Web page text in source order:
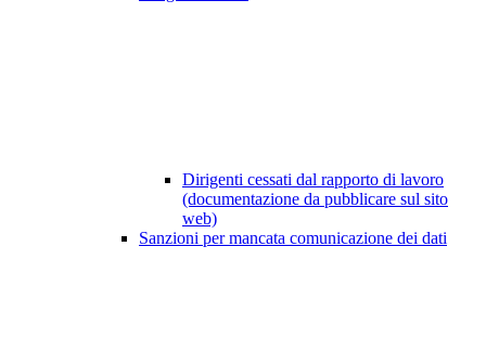
Dirigenti cessati dal rapporto di lavoro
(documentazione da pubblicare sul sito
web)
Sanzioni per mancata comunicazione dei dati